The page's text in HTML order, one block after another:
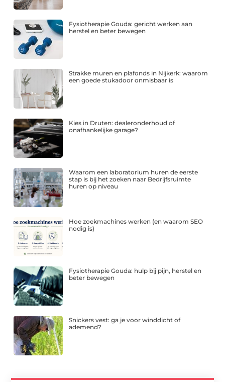
Fysiotherapie Gouda: gericht werken aan
herstel en beter bewegen
Strakke muren en plafonds in Nijkerk: waarom
een goede stukadoor onmisbaar is
Kies in Druten: dealeronderhoud of
onafhankelijke garage?
Waarom een laboratorium huren de eerste
stap is bij het zoeken naar Bedrijfsruimte
huren op niveau
Hoe zoekmachines werken (en waarom SEO
nodig is)
Fysiotherapie Gouda: hulp bij pijn, herstel en
beter bewegen
Snickers vest: ga je voor winddicht of
ademend?